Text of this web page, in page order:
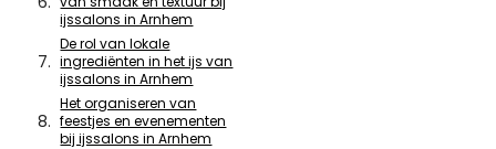
ijssalons in Arnhem
De rol van lokale
ingrediënten in het ijs van
ijssalons in Arnhem
Het organiseren van
feestjes en evenementen
bij ijssalons in Arnhem